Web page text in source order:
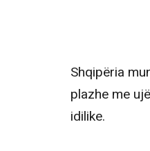
Shqipëria
plazhe me
idilike.